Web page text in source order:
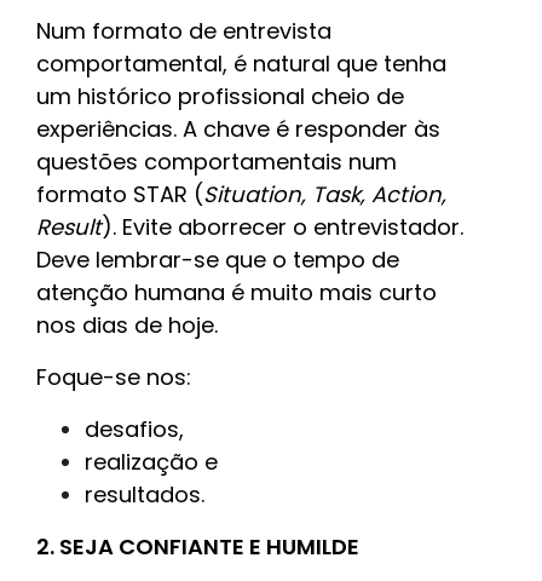
Num formato de entrevista
comportamental, é natural que tenha
um histórico profissional cheio de
experiências. A chave é responder às
questões comportamentais num
formato STAR (Situation, Task, Action,
Result). Evite aborrecer o entrevistador.
Deve lembrar-se que o tempo de
atenção humana é muito mais curto
nos dias de hoje.
Foque-se nos:
desafios,
realização e
resultados.
2. SEJA CONFIANTE E HUMILDE